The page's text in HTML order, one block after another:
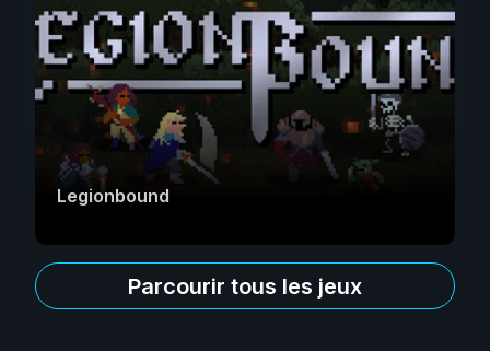
Legionbound
Parcourir tous les jeux